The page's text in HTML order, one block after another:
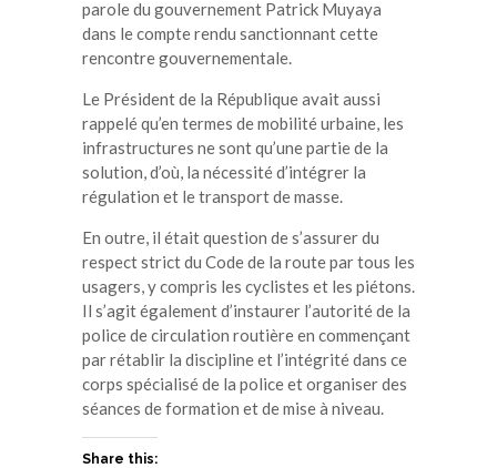
parole du gouvernement Patrick Muyaya
dans le compte rendu sanctionnant cette
rencontre gouvernementale.
Le Président de la République avait aussi
rappelé qu’en termes de mobilité urbaine, les
infrastructures ne sont qu’une partie de la
solution, d’où, la nécessité d’intégrer la
régulation et le transport de masse.
En outre, il était question de s’assurer du
respect strict du Code de la route par tous les
usagers, y compris les cyclistes et les piétons.
Il s’agit également d’instaurer l’autorité de la
police de circulation routière en commençant
par rétablir la discipline et l’intégrité dans ce
corps spécialisé de la police et organiser des
séances de formation et de mise à niveau.
Share this: